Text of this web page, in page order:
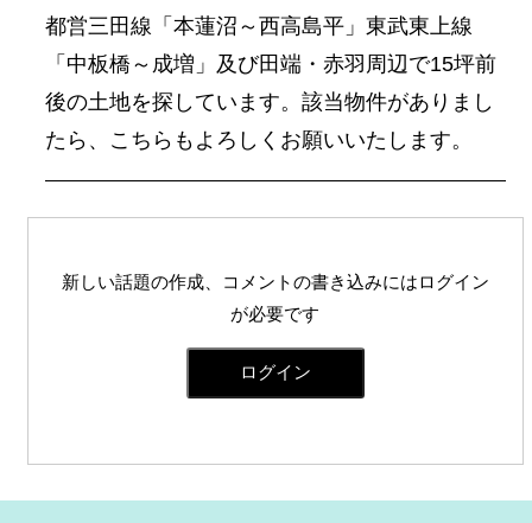
都営三田線「本蓮沼～西高島平」東武東上線
「中板橋～成増」及び田端・赤羽周辺で15坪前
後の土地を探しています。該当物件がありまし
たら、こちらもよろしくお願いいたします。
新しい話題の作成、コメントの書き込みにはログイン
が必要です
ログイン